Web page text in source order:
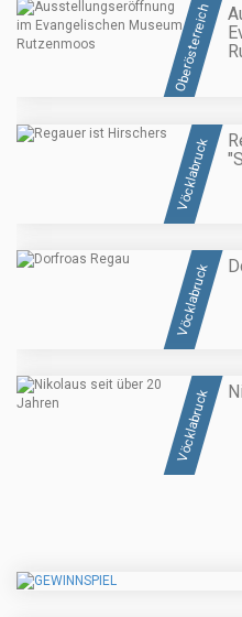
Oberösterreich
Vöcklabruck
Vöcklabruck
Vöcklabruck